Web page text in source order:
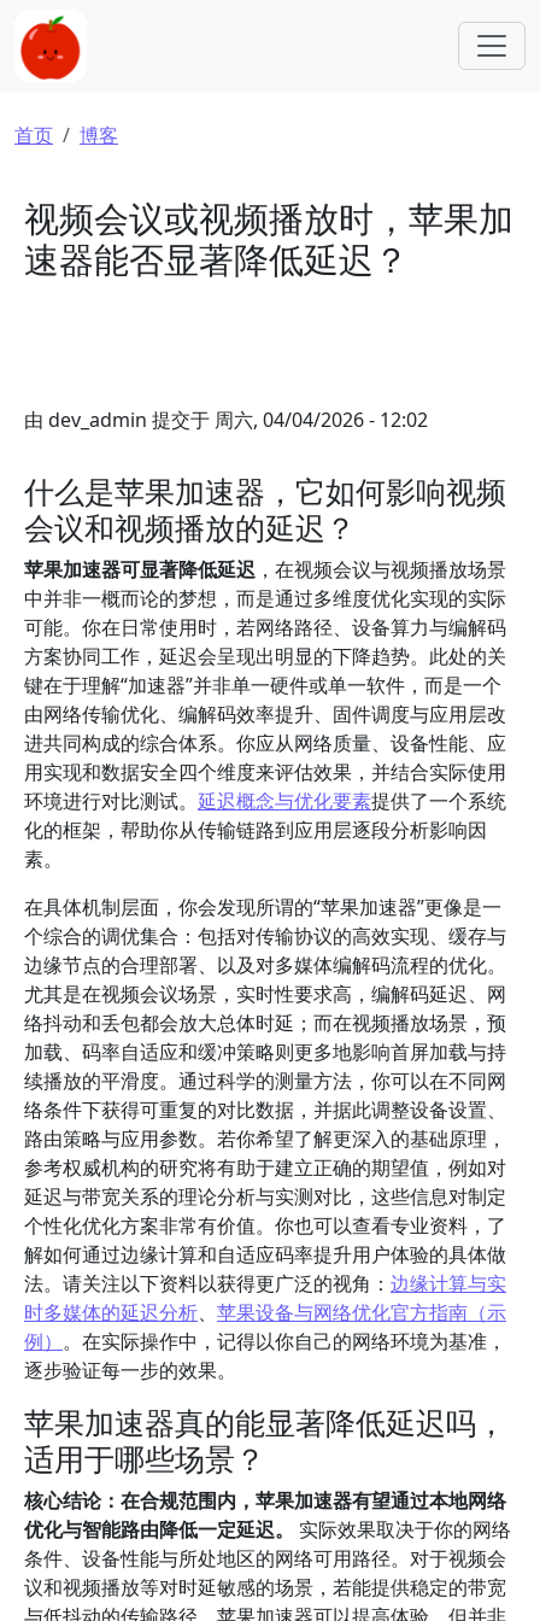
跳转到主要内容
面包屑
首页 博客
视频会议或视频播放时，苹果加
速器能否显著降低延迟？
由 dev_admin 提交于 周六, 04/04/2026 - 12:02
什么是苹果加速器，它如何影响视频
会议和视频播放的延迟？
苹果加速器可显著降低延迟 ，在视频会议与视频播放场景
中并非一概而论的梦想，而是通过多维度优化实现的实际
可能。你在日常使用时，若网络路径、设备算力与编解码
方案协同工作，延迟会呈现出明显的下降趋势。此处的关
键在于理解“加速器”并非单一硬件或单一软件，而是一个
由网络传输优化、编解码效率提升、固件调度与应用层改
进共同构成的综合体系。你应从网络质量、设备性能、应
用实现和数据安全四个维度来评估效果，并结合实际使用
环境进行对比测试。 延迟概念与优化要素提供了一个系统
化的框架，帮助你从传输链路到应用层逐段分析影响因
素。
在具体机制层面，你会发现所谓的“苹果加速器”更像是一
个综合的调优集合：包括对传输协议的高效实现、缓存与
边缘节点的合理部署、以及对多媒体编解码流程的优化。
尤其是在视频会议场景，实时性要求高，编解码延迟、网
络抖动和丢包都会放大总体时延；而在视频播放场景，预
加载、码率自适应和缓冲策略则更多地影响首屏加载与持
续播放的平滑度。通过科学的测量方法，你可以在不同网
络条件下获得可重复的对比数据，并据此调整设备设置、
路由策略与应用参数。若你希望了解更深入的基础原理，
参考权威机构的研究将有助于建立正确的期望值，例如对
延迟与带宽关系的理论分析与实测对比，这些信息对制定
个性化优化方案非常有价值。你也可以查看专业资料，了
解如何通过边缘计算和自适应码率提升用户体验的具体做
法。请关注以下资料以获得更广泛的视角： 边缘计算与实
时多媒体的延迟分析、 苹果设备与网络优化官方指南（示
例） 。在实际操作中，记得以你自己的网络环境为基准，
逐步验证每一步的效果。
苹果加速器真的能显著降低延迟吗，
适用于哪些场景？
核心结论：在合规范围内，苹果加速器有望通过本地网络
优化与智能路由降低一定延迟。
实际效果取决于你的网络
条件、设备性能与所处地区的网络可用路径。对于视频会
议和视频播放等对时延敏感的场景，若能提供稳定的带宽